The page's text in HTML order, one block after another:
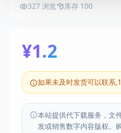
327 浏览 库存 100
¥1.2
如果未及时发货可以联系
本站提供代下载服务，文
发或销售数字内容版权。